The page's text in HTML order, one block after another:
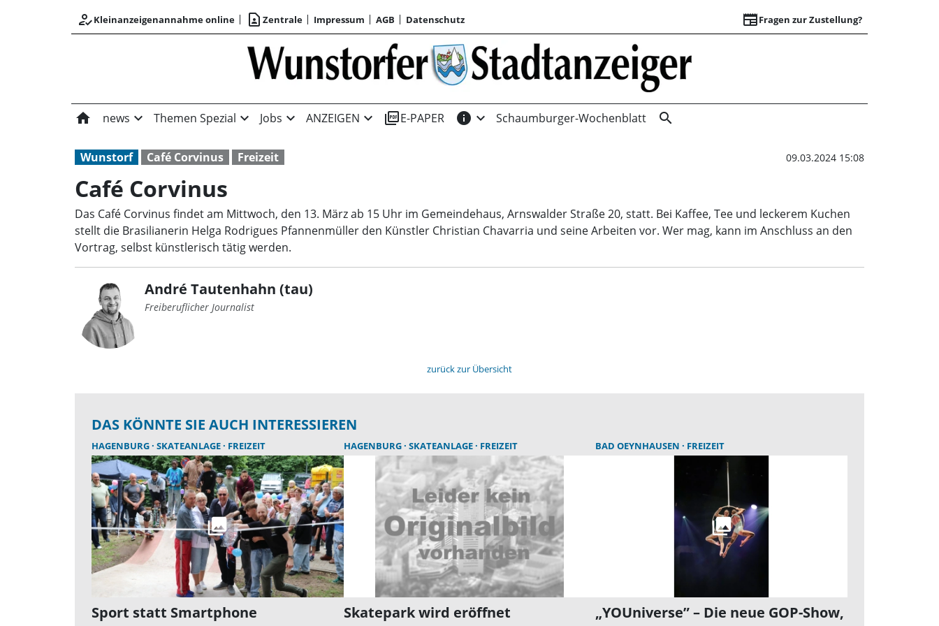
how_to_regKleinanzeigenannahme online contact_page Zentrale Impressum AGB Datenschutz newspaperFragen zur Zustellung?
Café Corvinus |
home news expand_more Themen Spezial expand_more Jobs expand_more ANZEIGEN expand_more picture_as_pdfE-PAPER info expand_more Schaumburger-Wochenblatt search
Wunstorf Café Corvinus Freizeit 09.03.2024 15:08
Café Corvinus
Das Café Corvinus findet am Mittwoch, den 13. März ab 15 Uhr im Gemeindehaus, Arnswalder Straße 20, statt. Bei Kaffee, Tee und leckerem Kuchen
stellt die Brasilianerin Helga Rodrigues Pfannenmüller den Künstler Christian Chavarria und seine Arbeiten vor. Wer mag, kann im Anschluss an den
Vortrag, selbst künstlerisch tätig werden.
André Tautenhahn (tau)
Freiberuflicher Journalist
zurück zur Übersicht
DAS KÖNNTE SIE AUCH INTERESSIEREN
HAGENBURG SKATEANLAGE FREIZEIT
Sport statt Smartphone
HAGENBURG SKATEANLAGE FREIZEIT
Skatepark wird eröffnet
BAD OEYNHAUSEN FREIZEIT
„YOUniverse” – Die neue GOP-Show,